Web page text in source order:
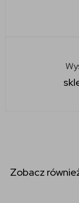
Zobacz